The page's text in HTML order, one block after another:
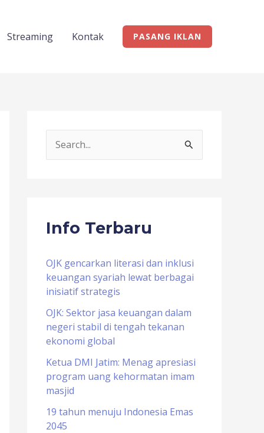
Streaming Kontak PASANG IKLAN
c
f
o
r
:
Info Terbaru
OJK gencarkan literasi dan inklusi
keuangan syariah lewat berbagai
inisiatif strategis
OJK: Sektor jasa keuangan dalam
negeri stabil di tengah tekanan
ekonomi global
Ketua DMI Jatim: Menag apresiasi
program uang kehormatan imam
masjid
19 tahun menuju Indonesia Emas
2045